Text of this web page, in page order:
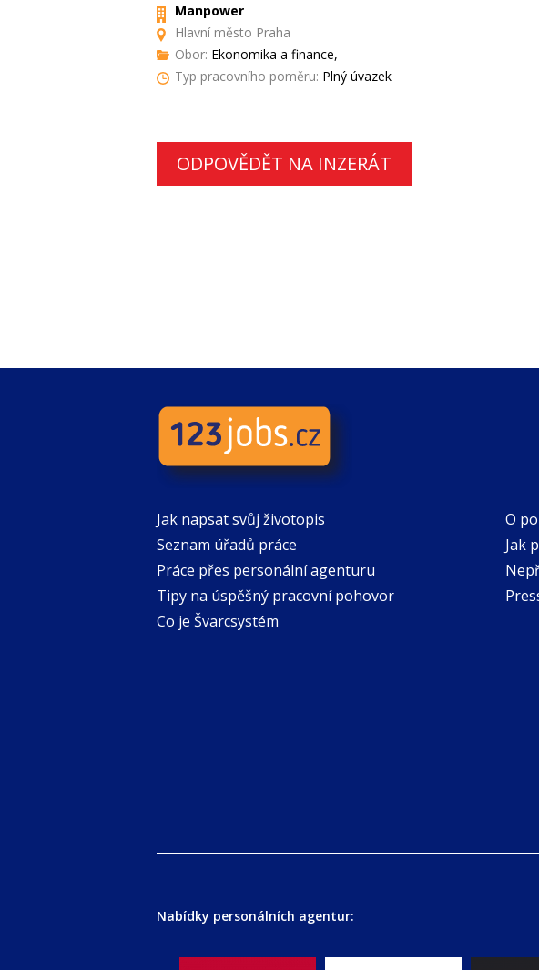
Manpower
Hlavní město Praha
Obor: Ekonomika a finance,
Typ pracovního poměru: Plný úvazek
ODPOVĚDĚT NA INZERÁT
Jak napsat svůj životopis
Seznam úřadů práce
Práce přes personální agenturu
Tipy na úspěšný pracovní pohovor
Co je Švarcsystém
O
Jak
Nabídky personálních agentur: